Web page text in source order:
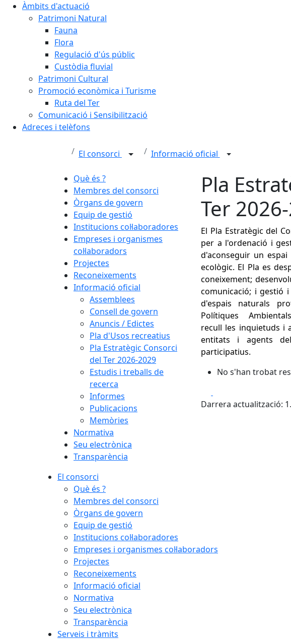
Àmbits d'actuació
Patrimoni Natural
Fauna
Flora
Regulació d'ús públic
Custòdia fluvial
Patrimoni Cultural
Promoció econòmica i Turisme
Ruta del Ter
Comunicació i Sensibilització
Adreces i telèfons
El consorci Informació oficial
Què és ?
Membres del consorci
Òrgans de govern
Equip de gestió
Institucions col·laboradores
Empreses i organismes
col·laboradors
Projectes
Reconeixements
Informació oficial
Assemblees
Consell de govern
Anuncis / Edictes
Pla d'Usos recreatius
Pla Estratègic Consorci
del Ter 2026-2029
Estudis i treballs de
recerca
Informes
Publicacions
Memòries
Normativa
Seu electrònica
Transparència
Pla
Ter
El Pla Estratègic del
per a l'ordenació i
d'aconseguir un
ecològic. El Pla es
coneixement;
comunicació; i gestió
d'espais naturals
Polítiques
recull les inquietuds i
entitats i agents
participatius.
No s'han trobat
Darrera actualització:
El consorci
Què és ?
Membres del consorci
Òrgans de govern
Equip de gestió
Institucions col·laboradores
Empreses i organismes col·laboradors
Projectes
Reconeixements
Informació oficial
Normativa
Seu electrònica
Transparència
Serveis i tràmits